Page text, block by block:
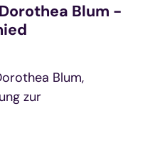
Blum -
Blum,
zur